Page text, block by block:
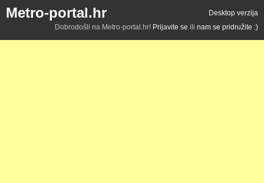
Metro-portal.hr
Desktop verzija
Dobrodošli na Metro-portal.hr! Prijavite se ili nam se pridružite :)